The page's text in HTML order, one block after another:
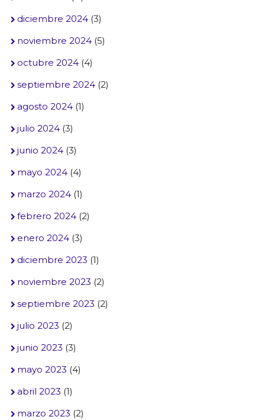
diciembre 2024(3)
noviembre 2024(5)
octubre 2024(4)
septiembre 2024(2)
agosto 2024(1)
julio 2024(3)
junio 2024(3)
mayo 2024(4)
marzo 2024(1)
febrero 2024(2)
enero 2024(3)
diciembre 2023 (1)
noviembre 2023 (2)
septiembre 2023 (2)
julio 2023 (2)
junio 2023 (3)
mayo 2023 (4)
abril 2023 (1)
marzo 2023 (2)